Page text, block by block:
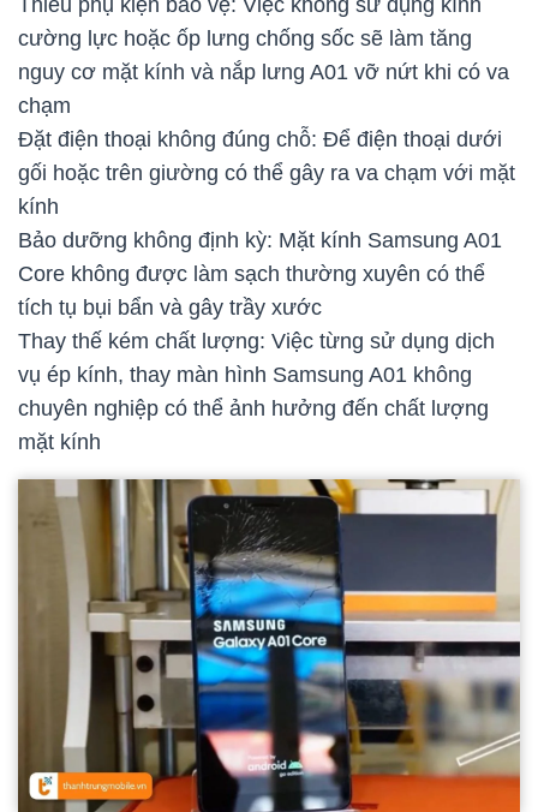
Thiếu phụ kiện bảo vệ: Việc không sử dụng kính
cường lực hoặc ốp lưng chống sốc sẽ làm tăng
nguy cơ mặt kính và nắp lưng A01 vỡ nứt khi có va
chạm
Đặt điện thoại không đúng chỗ: Để điện thoại dưới
gối hoặc trên giường có thể gây ra va chạm với mặt
kính
Bảo dưỡng không định kỳ: Mặt kính Samsung A01
Core không được làm sạch thường xuyên có thể
tích tụ bụi bẩn và gây trầy xước
Thay thế kém chất lượng: Việc từng sử dụng dịch
vụ ép kính, thay màn hình Samsung A01 không
chuyên nghiệp có thể ảnh hưởng đến chất lượng
mặt kính